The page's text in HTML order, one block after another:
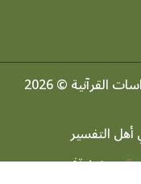
© 2026
التفسير
مرصد تفسير